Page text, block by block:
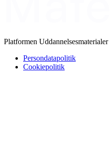
Platformen
Persondatapolitik
Cookiepolitik